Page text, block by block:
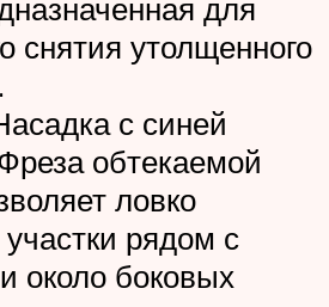
для
снятия утолщенного
с синей
обтекаемой
ловко
рядом с
около боковых